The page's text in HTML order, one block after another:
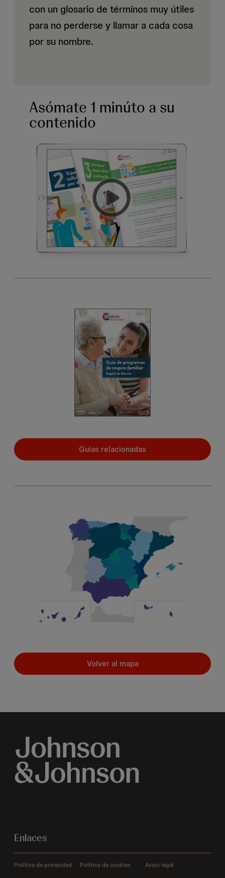
con un glosario de términos muy útiles
para no perderse y llamar a cada cosa
por su nombre.
Asómate 1 minúto a su
contenido
Volver al mapa
Guias relacionadas
Enlaces
Política de privacidad Política de cookies Aviso legal